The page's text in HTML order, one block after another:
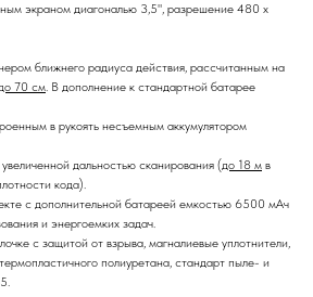
экраном диагональю 3,5", разрешение 480 x
ближнего радиуса действия, рассчитанным на
70 см. В дополнение к стандартной батарее
в рукоять несъемным аккумулятором
дальностью сканирования (до 18 м в
кода).
с дополнительной батареей емкостью 6500 мАч
и энергоемких задач.
с защитой от взрыва, магналиевые уплотнители,
полиуретана, стандарт пыле- и